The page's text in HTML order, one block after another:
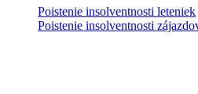
Poistenie insolventnosti leteniek
Poistenie insolventnosti